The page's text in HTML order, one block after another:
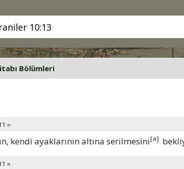
Bölümleri
»
kendi ayaklarının altına serilmesini[a]
»